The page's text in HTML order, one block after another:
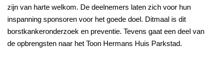
zijn van harte welkom. De deelnemers laten zich voor hun
inspanning sponsoren voor het goede doel. Ditmaal is dit
borstkankeronderzoek en preventie. Tevens gaat een deel van
de opbrengsten naar het Toon Hermans Huis Parkstad.